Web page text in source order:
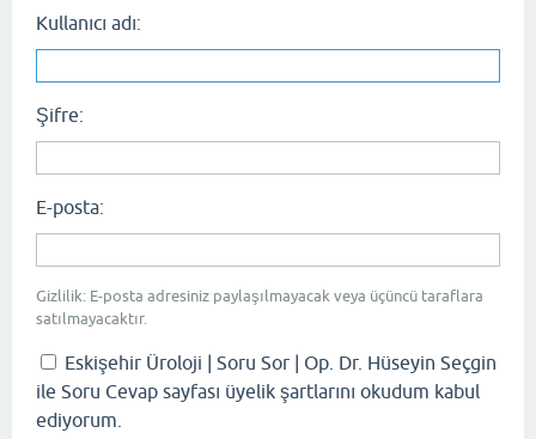
Kullanıcı adı:
Şifre:
E-posta:
Gizlilik: E-posta adresiniz paylaşılmayacak veya üçüncü taraflara
satılmayacaktır.
Eskişehir Üroloji | Soru Sor | Op. Dr. Hüseyin Seçgin
ile Soru Cevap sayfası üyelik şartlarını okudum kabul
ediyorum.